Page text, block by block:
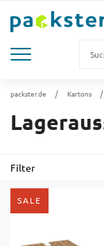
KARTONS
VERSANDKARTONS
FÜLL- &
LAGER &
packster.de Kartons
Filter
SALE